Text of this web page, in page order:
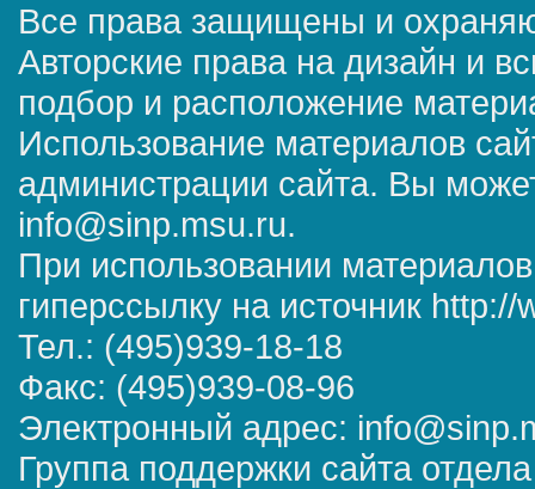
Все права защищены и
Авторские права на дизайн и
подбор и расположение
Использование материалов
администрации сайта. Вы
info@sinp.msu.ru.
При использовании
гиперссылку на источник
Тел.: (495)939-18-18
Факс: (495)939-08-96
Электронный адрес:
Группа поддержки сайта